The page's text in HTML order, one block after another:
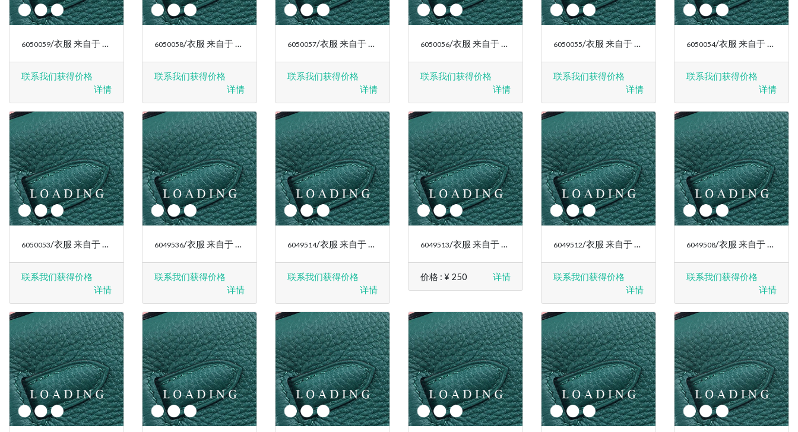
6050059/衣服 来自于 RALPH LAUREN
联系我们获得价格
详情
6050058/衣服 来自于 RALPH LAUREN
联系我们获得价格
详情
6050057/衣服 来自于 RALPH LAUREN
联系我们获得价格
详情
6050056/衣服 来自于 RALPH LAUREN
联系我们获得价格
详情
6050055/衣服 来自于 RALPH LAUREN
联系我们获得价格
详情
6050054/衣服 来自于 RALPH LAUREN
联系我们获得价格
详情
6050053/衣服 来自于 RALPH LAUREN
联系我们获得价格
详情
6049536/衣服 来自于 RALPH LAUREN
联系我们获得价格
详情
6049514/衣服 来自于 RALPH LAUREN
联系我们获得价格
详情
6049513/衣服 来自于 RALPH LAUREN
价格 : ¥ 250 详情
6049512/衣服 来自于 RALPH LAUREN
联系我们获得价格
详情
6049508/衣服 来自于 RALPH LAUREN
联系我们获得价格
详情